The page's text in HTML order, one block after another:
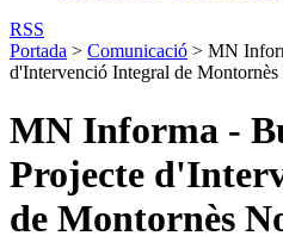
RSS
Portada > Comunicació > MN
d'Intervenció Integral de
MN Informa -
Projecte
de Montornès